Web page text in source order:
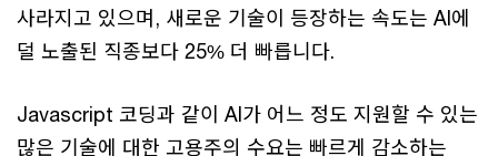
사라지고 있으며, 새로운 기술이 등장하는 속도는 AI에
덜 노출된 직종보다 25% 더 빠릅니다.
Javascript 코딩과 같이 AI가 어느 정도 지원할 수 있는
많은 기술에 대한 고용주의 수요는 빠르게 감소하는